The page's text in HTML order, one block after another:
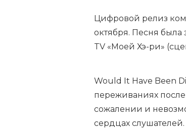
Цифровой релиз
октября. Песня
TV «Моей Хэ-ри»
Would It Have Been
переживаниях
сожалении и
сердцах слушателей.